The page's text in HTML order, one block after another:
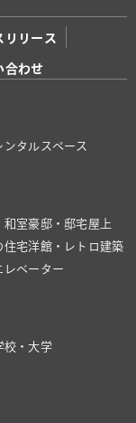
リリース
合わせ
ンタルスペース
和室豪邸・邸宅屋上
住宅洋館・レトロ建築
レベーター
校・大学